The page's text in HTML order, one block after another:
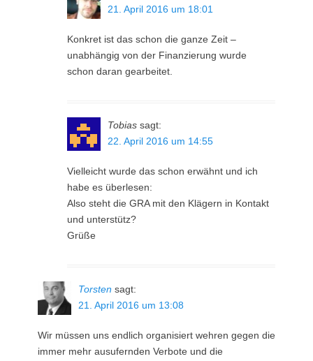
21. April 2016 um 18:01
Konkret ist das schon die ganze Zeit –
unabhängig von der Finanzierung wurde
schon daran gearbeitet.
Tobias sagt:
22. April 2016 um 14:55
Vielleicht wurde das schon erwähnt und ich
habe es überlesen:
Also steht die GRA mit den Klägern in Kontakt
und unterstütz?
Grüße
Torsten sagt:
21. April 2016 um 13:08
Wir müssen uns endlich organisiert wehren gegen die
immer mehr ausufernden Verbote und die